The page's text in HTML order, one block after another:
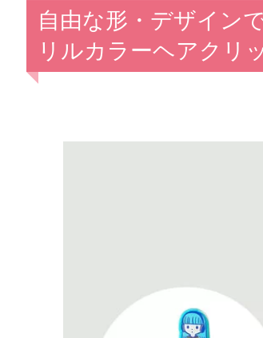
自由な形・デザイン
リルカラーヘアクリ